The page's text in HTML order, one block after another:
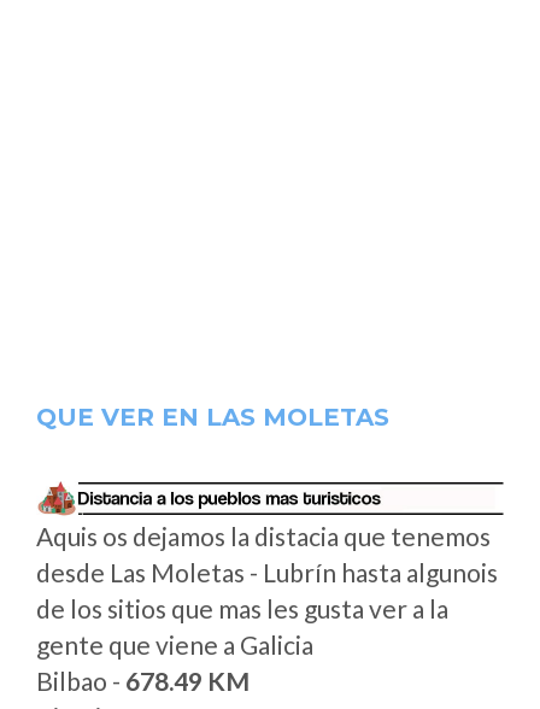
QUE VER EN LAS MOLETAS
Aquis os dejamos la distacia que tenemos
desde Las Moletas - Lubrín hasta algunois
de los sitios que mas les gusta ver a la
gente que viene a Galicia
Bilbao - 678.49 KM